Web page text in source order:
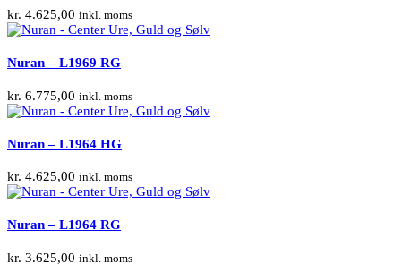
kr. 4.625,00 inkl. moms
Nuran – L1969 RG
kr. 6.775,00 inkl. moms
Nuran – L1964 HG
kr. 4.625,00 inkl. moms
Nuran – L1964 RG
kr. 3.625,00 inkl. moms